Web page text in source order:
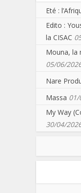
Eté :
Edito :
la CISAC
Mouna, la
05/06/
Nare
Massa 01/
My Way
30/04/